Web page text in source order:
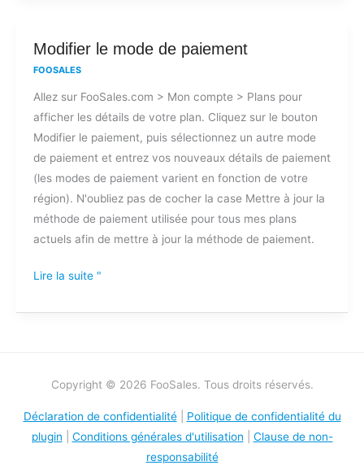
Modifier le mode de paiement
FOOSALES
Allez sur FooSales.com > Mon compte > Plans pour
afficher les détails de votre plan. Cliquez sur le bouton
Modifier le paiement, puis sélectionnez un autre mode
de paiement et entrez vos nouveaux détails de paiement
(les modes de paiement varient en fonction de votre
région). N'oubliez pas de cocher la case Mettre à jour la
méthode de paiement utilisée pour tous mes plans
actuels afin de mettre à jour la méthode de paiement.
Modifier
le
Lire la suite "
Copyright © 2026 FooSales. Tous droits réservés.
Déclaration de confidentialité| Politique de confidentialité du
plugin
Conditions générales d'utilisation
Clause de non-
responsabilité